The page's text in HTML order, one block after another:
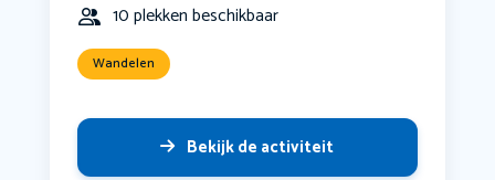
10 plekken beschikbaar
Wandelen
Bekijk de activiteit